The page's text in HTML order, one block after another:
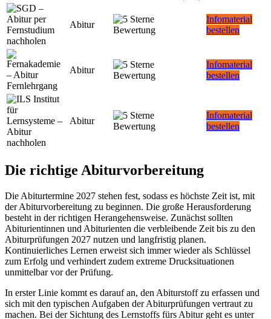
Abitur
Infomaterial
bestellen
Abitur
Infomaterial
bestellen
Abitur
Infomaterial
bestellen
Die richtige Abiturvorbereitung
Die Abiturtermine 2027 stehen fest, sodass es höchste Zeit ist, mit
der Abiturvorbereitung zu beginnen. Die große Herausforderung
besteht in der richtigen Herangehensweise. Zunächst sollten
Abiturientinnen und Abiturienten die verbleibende Zeit bis zu den
Abiturprüfungen 2027 nutzen und langfristig planen.
Kontinuierliches Lernen erweist sich immer wieder als Schlüssel
zum Erfolg und verhindert zudem extreme Drucksituationen
unmittelbar vor der Prüfung.
In erster Linie kommt es darauf an, den Abiturstoff zu erfassen und
sich mit den typischen Aufgaben der Abiturprüfungen vertraut zu
machen. Bei der Sichtung des Lernstoffs fürs Abitur geht es unter